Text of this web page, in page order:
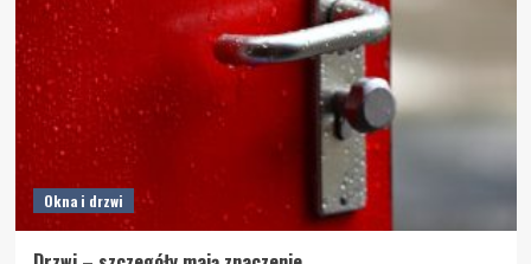
Okna i drzwi